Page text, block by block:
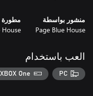
منشور بواسطة
Page Blue House
مطورة
House
العب باستخدام
PC
XBOX One